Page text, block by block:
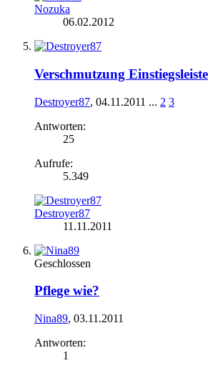
Nozuka
06.02.2012
Verschmutzung Einstiegsleiste
Destroyer87, 04.11.2011 ... 2 3
Antworten:
25
Aufrufe:
5.349
Destroyer87
11.11.2011
Geschlossen
Pflege wie?
Nina89, 03.11.2011
Antworten:
1